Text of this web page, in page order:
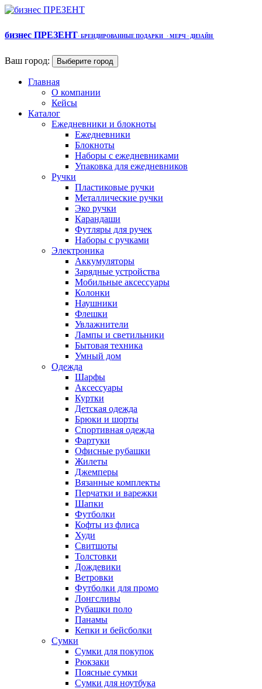
бизнес ПРЕЗЕНТ· БРЕНДИРОВАННЫЕ ПОДАРКИ · МЕРЧ · ДИЗАЙН
Ваш город: Выберите город
Главная
О компании
Кейсы
Каталог
Ежедневники и блокноты
Ежедневники
Блокноты
Наборы с ежедневниками
Упаковка для ежедневников
Ручки
Пластиковые ручки
Металлические ручки
Эко ручки
Карандаши
Футляры для ручек
Наборы с ручками
Электроника
Аккумуляторы
Зарядные устройства
Мобильные аксессуары
Колонки
Наушники
Флешки
Увлажнители
Лампы и светильники
Бытовая техника
Умный дом
Одежда
Шарфы
Аксессуары
Куртки
Детская одежда
Брюки и шорты
Спортивная одежда
Фартуки
Офисные рубашки
Жилеты
Джемперы
Вязанные комплекты
Перчатки и варежки
Шапки
Футболки
Кофты из флиса
Худи
Свитшоты
Толстовки
Дождевики
Ветровки
Футболки для промо
Лонгсливы
Рубашки поло
Панамы
Кепки и бейсболки
Сумки
Сумки для покупок
Рюкзаки
Поясные сумки
Сумки для ноутбука